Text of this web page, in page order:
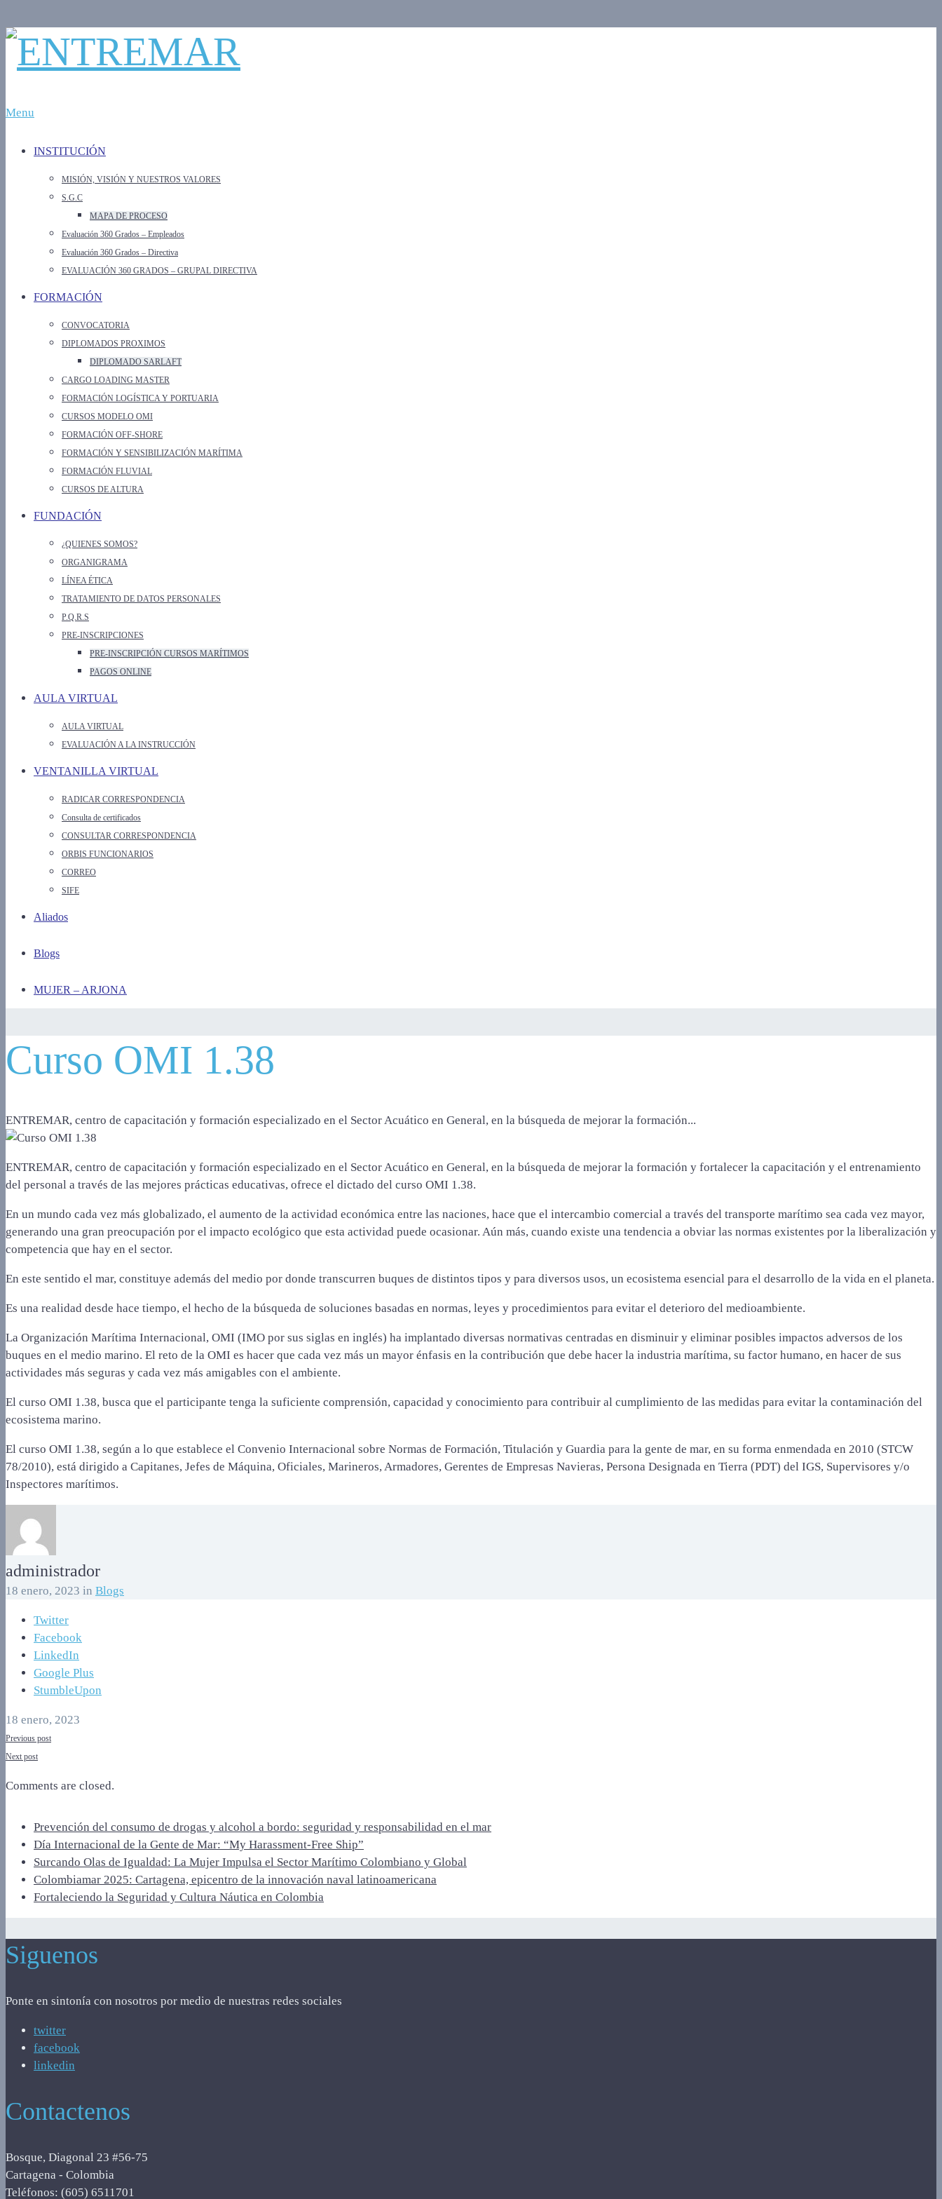
Menu
INSTITUCIÓN
MISIÓN, VISIÓN Y NUESTROS VALORES
S.G.C
MAPA DE PROCESO
Evaluación 360 Grados – Empleados
Evaluación 360 Grados – Directiva
EVALUACIÓN 360 GRADOS – GRUPAL DIRECTIVA
FORMACIÓN
CONVOCATORIA
DIPLOMADOS PROXIMOS
DIPLOMADO SARLAFT
CARGO LOADING MASTER
FORMACIÓN LOGÍSTICA Y PORTUARIA
CURSOS MODELO OMI
FORMACIÓN OFF-SHORE
FORMACIÓN Y SENSIBILIZACIÓN MARÍTIMA
FORMACIÓN FLUVIAL
CURSOS DE ALTURA
FUNDACIÓN
¿QUIENES SOMOS?
ORGANIGRAMA
LÍNEA ÉTICA
TRATAMIENTO DE DATOS PERSONALES
P.Q.R.S
PRE-INSCRIPCIONES
PRE-INSCRIPCIÓN CURSOS MARÍTIMOS
PAGOS ONLINE
AULA VIRTUAL
AULA VIRTUAL
EVALUACIÓN A LA INSTRUCCIÓN
VENTANILLA VIRTUAL
RADICAR CORRESPONDENCIA
Consulta de certificados
CONSULTAR CORRESPONDENCIA
ORBIS FUNCIONARIOS
CORREO
SIFE
Aliados
Blogs
MUJER – ARJONA
Curso OMI 1.38
ENTREMAR, centro de capacitación y formación especializado en el Sector Acuático en General, en la búsqueda de mejorar la formación...
ENTREMAR, centro de capacitación y formación especializado en el Sector Acuático en General, en la búsqueda de mejorar la formación y fortalecer la capacitación y el entrenamiento
del personal a través de las mejores prácticas educativas, ofrece el dictado del curso OMI 1.38.
En un mundo cada vez más globalizado, el aumento de la actividad económica entre las naciones, hace que el intercambio comercial a través del transporte marítimo sea cada vez mayor,
generando una gran preocupación por el impacto ecológico que esta actividad puede ocasionar. Aún más, cuando existe una tendencia a obviar las normas existentes por la liberalización y
competencia que hay en el sector.
En este sentido el mar, constituye además del medio por donde transcurren buques de distintos tipos y para diversos usos, un ecosistema esencial para el desarrollo de la vida en el planeta.
Es una realidad desde hace tiempo, el hecho de la búsqueda de soluciones basadas en normas, leyes y procedimientos para evitar el deterioro del medioambiente.
La Organización Marítima Internacional, OMI (IMO por sus siglas en inglés) ha implantado diversas normativas centradas en disminuir y eliminar posibles impactos adversos de los
buques en el medio marino. El reto de la OMI es hacer que cada vez más un mayor énfasis en la contribución que debe hacer la industria marítima, su factor humano, en hacer de sus
actividades más seguras y cada vez más amigables con el ambiente.
El curso OMI 1.38, busca que el participante tenga la suficiente comprensión, capacidad y conocimiento para contribuir al cumplimiento de las medidas para evitar la contaminación del
ecosistema marino.
El curso OMI 1.38, según a lo que establece el Convenio Internacional sobre Normas de Formación, Titulación y Guardia para la gente de mar, en su forma enmendada en 2010 (STCW
78/2010), está dirigido a Capitanes, Jefes de Máquina, Oficiales, Marineros, Armadores, Gerentes de Empresas Navieras, Persona Designada en Tierra (PDT) del IGS, Supervisores y/o
Inspectores marítimos.
administrador
18 enero, 2023 in Blogs
Twitter
Facebook
LinkedIn
Google Plus
StumbleUpon
18 enero, 2023
Previous post
Next post
Comments are closed.
Prevención del consumo de drogas y alcohol a bordo: seguridad y responsabilidad en el mar
Día Internacional de la Gente de Mar: “My Harassment‑Free Ship”
Surcando Olas de Igualdad: La Mujer Impulsa el Sector Marítimo Colombiano y Global
Colombiamar 2025: Cartagena, epicentro de la innovación naval latinoamericana
Fortaleciendo la Seguridad y Cultura Náutica en Colombia
Siguenos
Ponte en sintonía con nosotros por medio de nuestras redes sociales
twitter
facebook
linkedin
Contactenos
Bosque, Diagonal 23 #56-75
Cartagena - Colombia
Teléfonos: (605) 6511701